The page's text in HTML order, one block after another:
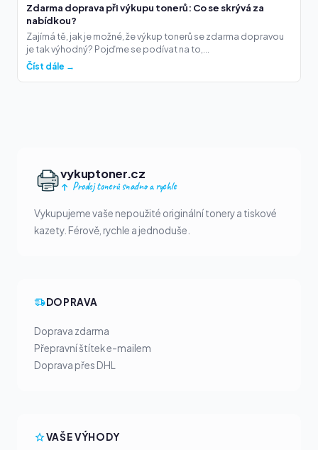
Zdarma doprava při výkupu tonerů: Co se skrývá za
nabídkou?
Zajímá tě, jak je možné, že výkup tonerů se zdarma dopravou
je tak výhodný? Pojďme se podívat na to,...
Číst dále →
vykuptoner.cz
Prodej tonerů snadno a rychle
Vykupujeme vaše nepoužité originální tonery a tiskové
kazety. Férově, rychle a jednoduše.
DOPRAVA
Doprava zdarma
Přepravní štítek e-mailem
Doprava přes DHL
VAŠE VÝHODY